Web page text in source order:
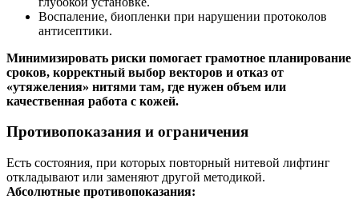
Воспаление, биопленки при нарушении протоколов
антисептики.
Минимизировать риски помогает грамотное планирование
сроков, корректный выбор векторов и отказ от
«утяжеления» нитями там, где нужен объем или
качественная работа с кожей.
Противопоказания и ограничения
Есть состояния, при которых повторный нитевой лифтинг
откладывают или заменяют другой методикой.
Абсолютные противопоказания: